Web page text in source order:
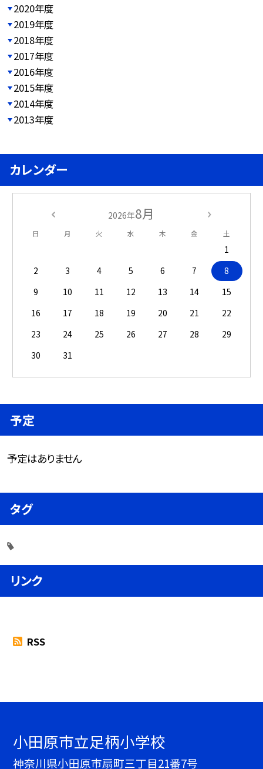
2020年度
2019年度
2018年度
2017年度
2016年度
2015年度
2014年度
2013年度
カレンダー
2026年8月
日 月 火 水 木 金 土
1
2
3 4 5 6 7
8
9
10 11 12 13 14
15
16
17 18 19 20 21
22
23
24 25 26 27 28
29
30
31
予定
予定はありません
タグ
リンク
RSS
小田原市立足柄小学校
神奈川県小田原市扇町三丁目21番7号